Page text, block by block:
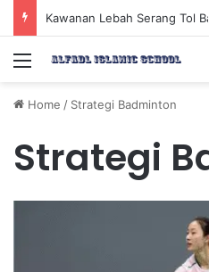
Menu
Home / Strategi Badminton
Strategi